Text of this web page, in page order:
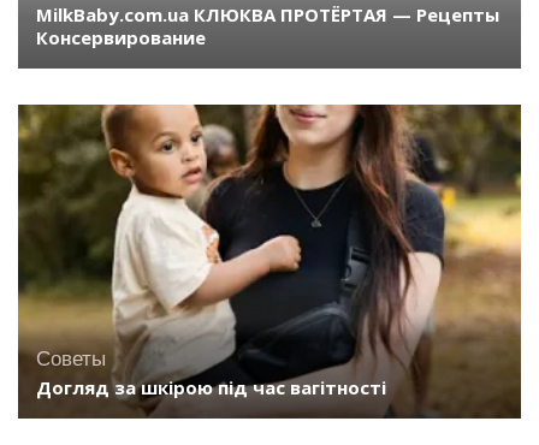
MilkBaby.com.ua КЛЮКВА ПРОТЁРТАЯ — Рецепты
Консервирование
Советы
Догляд за шкірою під час вагітності